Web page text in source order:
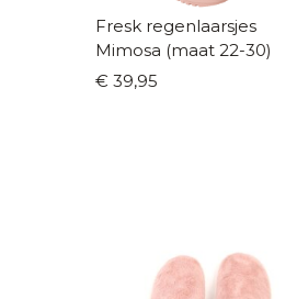
Fresk regenlaarsjes
Mimosa (maat 22-30)
€ 39,95